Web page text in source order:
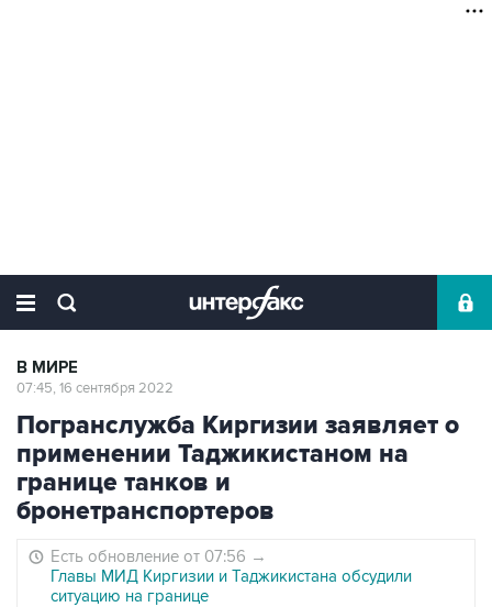
В МИРЕ
07:45, 16 сентября 2022
Погранслужба Киргизии заявляет о
применении Таджикистаном на
границе танков и
бронетранспортеров
Есть обновление от 07:56 →
Главы МИД Киргизии и Таджикистана обсудили
ситуацию на границе